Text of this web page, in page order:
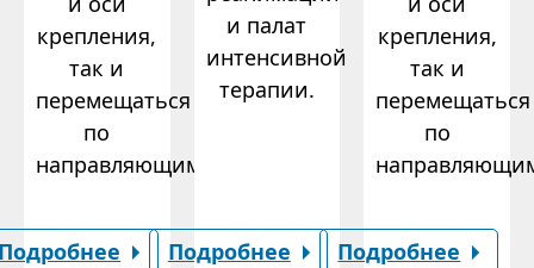
крепления,
так и
перемещаться
по
направляющим.
и палат
интенсивной
терапии.
Подробнее
крепления,
так и
перемещаться
по
Подробнее